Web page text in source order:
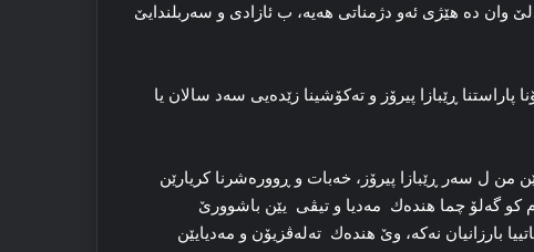
دلێ وان ده‌ هێژی ئه‌و دژمناتی هه‌یه‌، ب ئازادی و سه‌ربلندایێ
ڕێبازا پیرۆز و ته‌کۆشینا زێده‌یی سه‌د سالان یا
من ل سه‌ر ڕێبازا پیرۆز، خه‌بات و ڕووره‌شرنا كریارێن
کو گه‌لۆ چما هندەك مه‌دیا و تیڤی یێن باشوورێ
بارزانیان نه‌که‌، وێ هندەك ته‌له‌ڤزیۆن و مه‌دیایێن